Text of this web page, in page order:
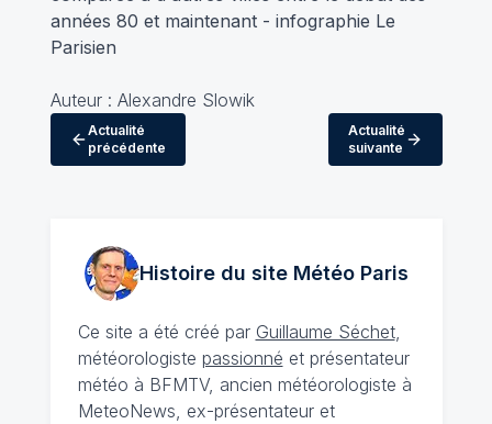
années 80 et maintenant - infographie Le
Parisien
Auteur : Alexandre Slowik
Actualité
précédente
Actualité
suivante
Histoire du site MétéoParis
Ce site a été créé par Guillaume Séchet,
météorologiste passionné et présentateur
météo à BFMTV, ancien météorologiste à
MeteoNews, ex-présentateur et